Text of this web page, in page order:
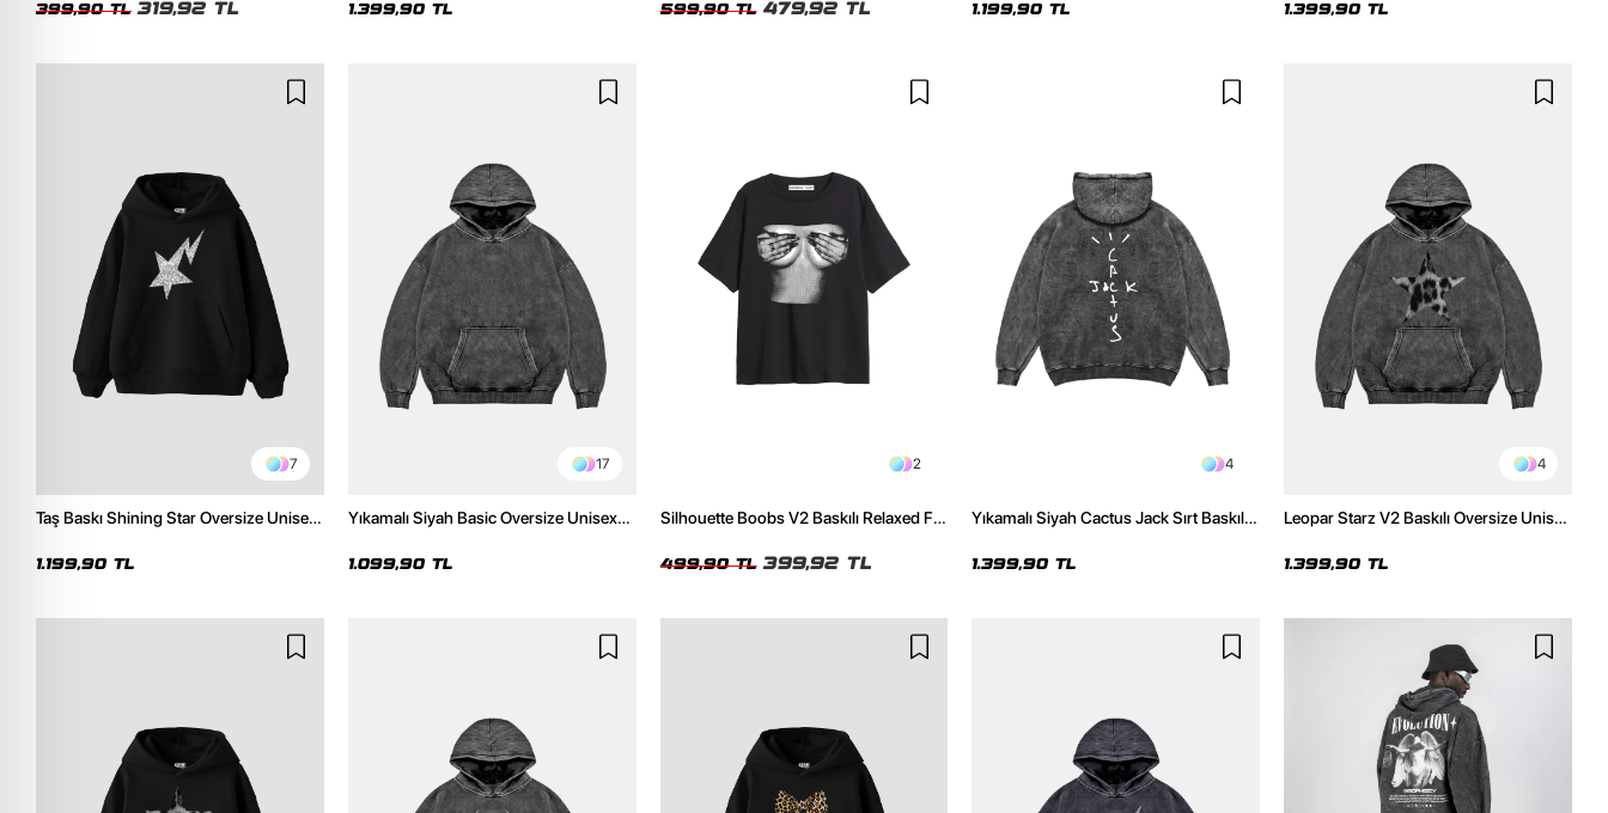
399,90 TL 319,92 TL 1.399,90 TL 599,90 TL 479,92 TL 1.199,90 TL 1.399,90 TL
7
Taş Baskı Shining Star Oversize Unisex
1.199,90 TL
17
Yıkamalı Siyah Basic Oversize Unisex
1.099,90 TL
2
Silhouette Boobs V2 Baskılı Relaxed Fit
499,90 TL 399,92 TL
4
Yıkamalı Siyah Cactus Jack Sırt Baskılı
1.399,90 TL
4
Leopar Starz V2 Baskılı Oversize Unisex
1.399,90 TL